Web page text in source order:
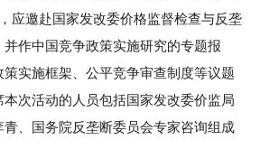
应邀赴国家发改委价格监督检查与反垄
作中国竞争政策实施研究的专题报
实施框架、公平竞争审查制度等议题
次活动的人员包括国家发改委价监局
青、国务院反垄断委员会专家咨询组成